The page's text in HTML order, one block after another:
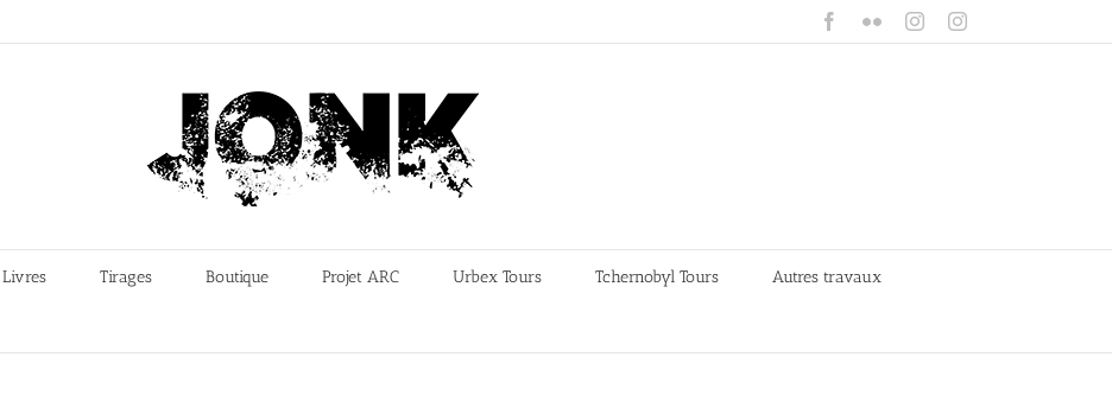
Facebook
FlickrInstagramInstagram
Livres Tirages Boutique Projet ARC Urbex Tours Tchernobyl Tours Autres travaux